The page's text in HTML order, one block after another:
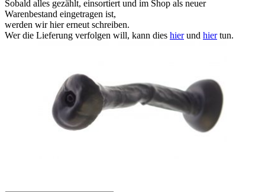
Sobald alles gezählt, einsortiert und im Shop als neuer
Warenbestand eingetragen ist,
werden wir hier erneut schreiben.
Wer die Lieferung verfolgen will, kann dies hierund hiertun.